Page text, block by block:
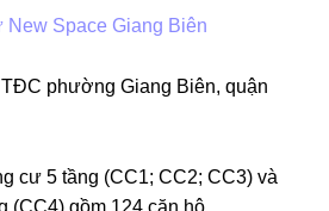
New Space Giang Biên
phường Giang Biên, quận
cư 5 tầng (CC1; CC2; CC3) và
(CC4) gồm 124 căn hộ